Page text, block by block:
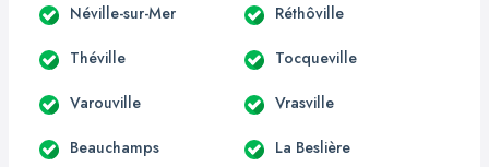
Néville-sur-Mer Réthôville
Théville Tocqueville
Varouville Vrasville
Beauchamps La Beslière